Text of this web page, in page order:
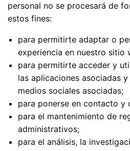
personal no se procesará de
estos fines:
para permitirte adaptar o
experiencia en nuestro sitio
para permitirte acceder y
las aplicaciones asociadas
medios sociales asociadas;
para ponerse en contacto y
para el mantenimiento de
administrativos;
para el análisis, la